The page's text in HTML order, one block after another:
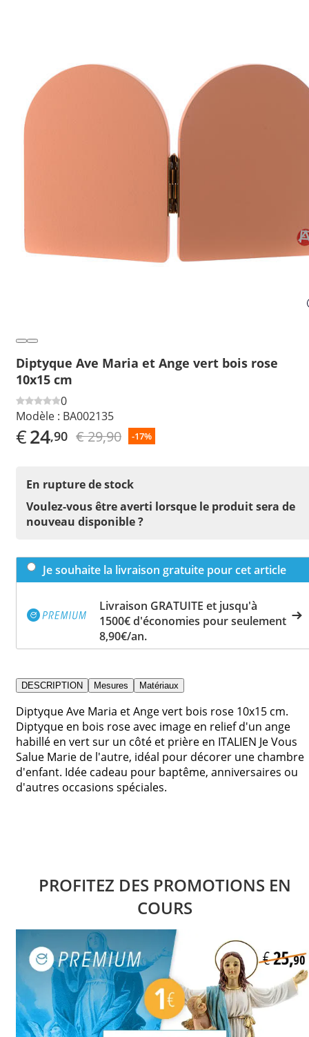
Diptyque Ave Maria et Ange vert bois rose
10x15 cm
0
Modèle : BA002135
€24,90 € 29,90 -17%
En rupture de stock
Voulez-vous être averti lorsque le produit sera de
nouveau disponible ?
Je souhaite la livraison gratuite pour cet article
Livraison GRATUITE et jusqu'à
1500€ d'économies pour seulement
8,90€/an.
DESCRIPTION Mesures Matériaux
Diptyque Ave Maria et Ange vert bois rose 10x15 cm.
Diptyque en bois rose avec image en relief d'un ange
habillé en vert sur un côté et prière en ITALIEN Je Vous
Salue Marie de l'autre, idéal pour décorer une chambre
d'enfant. Idée cadeau pour baptême, anniversaires ou
d'autres occasions spéciales.
PROFITEZ DES PROMOTIONS EN
COURS